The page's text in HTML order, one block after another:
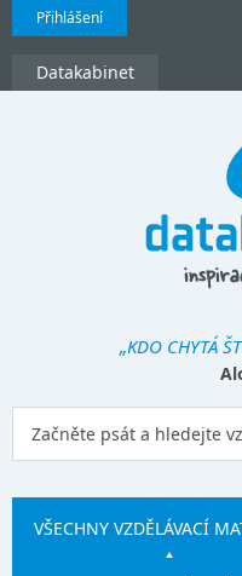
Přihlášení
Datakabinet
„KDO CHYTÁ
VŠECHNY VZDĚLÁVACÍ